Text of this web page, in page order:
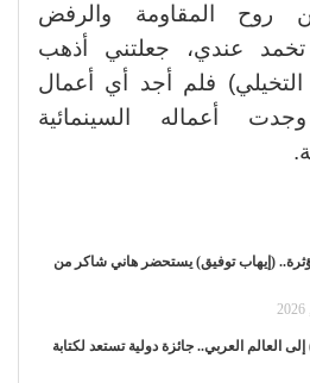
روح المقاومة والرفض
تخمد عندي، جعلتني أذهب
فلم أجد أي أعمال
أعماله السينمائية
(إيهاب توفيق) يستحضر هاني شاكر من
العالم العربي.. جائزة دولية تستعد لكتابة